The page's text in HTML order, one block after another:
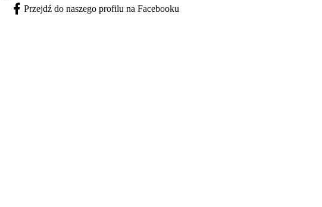
Facebook - otwiera się w nowej karcie
Przejdź do naszego profilu na Facebooku